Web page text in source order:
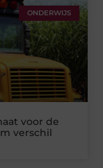
ONDERWIJS
voor de
verschil